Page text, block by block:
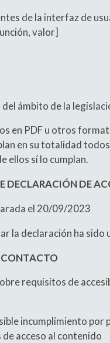
de la interfaz de
valor]
ámbito de la
en PDF u otros
en su totalidad
ellos sí lo cumplan.
DECLARACIÓN DE
el 20/09/2023
la declaración ha sido
CONTACTO
requisitos de
incumplimiento por
acceso al contenido